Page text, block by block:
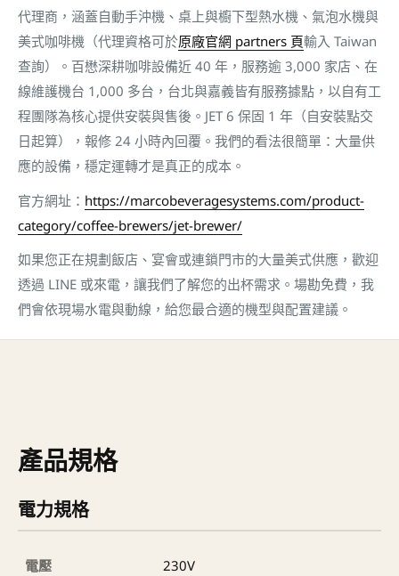
代理商，涵蓋自動手沖機、桌上與櫥下型熱水機、氣泡水機與
美式咖啡機（代理資格可於原廠官網 partners 頁輸入 Taiwan
查詢）。百懋深耕咖啡設備近 40 年，服務逾 3,000 家店、在
線維護機台 1,000 多台，台北與嘉義皆有服務據點，以自有工
程團隊為核心提供安裝與售後。JET 6 保固 1 年（自安裝點交
日起算），報修 24 小時內回覆。我們的看法很簡單：大量供
應的設備，穩定運轉才是真正的成本。
官方網址： https://marcobeveragesystems.com/product-
category/coffee-brewers/jet-brewer/
如果您正在規劃飯店、宴會或連鎖門市的大量美式供應，歡迎
透過 LINE 或來電，讓我們了解您的出杯需求。場勘免費，我
們會依現場水電與動線，給您最合適的機型與配置建議。
產品規格
電力規格
電壓 230V